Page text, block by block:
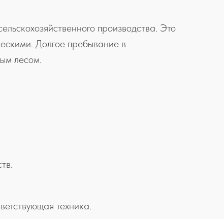
производства. Это
Долгое пребывание в
лесом.
техника.